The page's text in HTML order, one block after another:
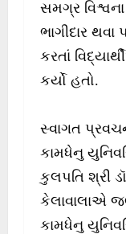
સમગ્ર
ભાગીદાર થવા
કરતાં
કર્યો હતો.
સ્વાગત
કામધેનુ
કુલપતિ શ્રી
કેલાવાલાએ
કામધેનુ